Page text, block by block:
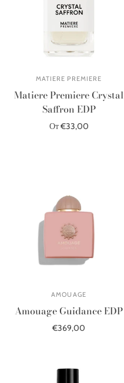
MATIERE PREMIERE
Matiere Premiere Crystal
Saffron EDP
От €33,00
AMOUAGE
Amouage Guidance EDP
€369,00